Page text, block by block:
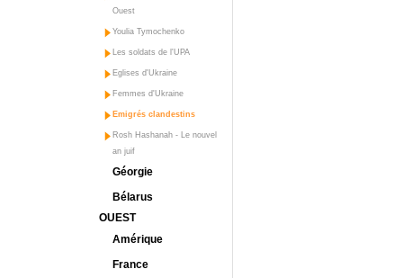
Ouest
Youlia Tymochenko
Les soldats de l'UPA
Eglises d'Ukraine
Femmes d'Ukraine
Emigrés clandestins
Rosh Hashanah - Le nouvel
an juif
Géorgie
Bélarus
OUEST
Amérique
France